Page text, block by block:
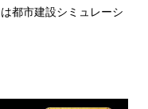
都市建設シミュレーシ